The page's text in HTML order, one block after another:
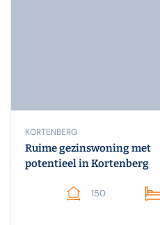
KORTENBERG
Ruime gezinswoning met
potentieel in Kortenberg
150